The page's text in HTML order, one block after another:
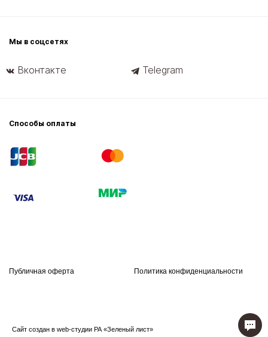
Мы в соцсетях
Вконтакте Telegram
Способы оплаты
Публичная оферта Политика конфиденциальности
Сайт создан в web-студии РА «Зеленый лист»